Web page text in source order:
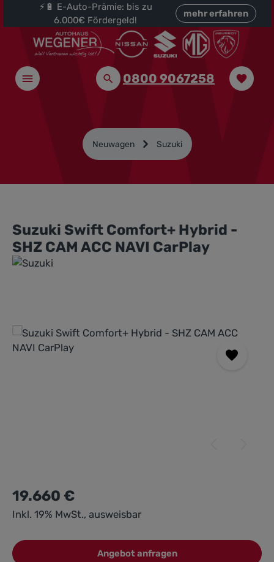
springen
⚡🔋 E-Auto-Prämie: bis zu
6.000€ Fördergeld!
mehr erfahren
0800 9067258
Neuwagen Suzuki
Suzuki Swift Comfort+ Hybrid -
SHZ CAM ACC NAVI CarPlay
Bildergalerie überspringen
19.660 €
Inkl. 19% MwSt., ausweisbar
Angebot anfragen